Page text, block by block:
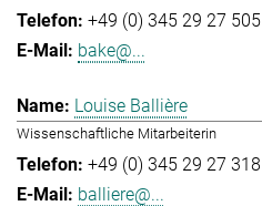
+49 (0) 345 29 27 505
bake@...
Louise Ballière
Wissenschaftliche Mitarbeiterin
+49 (0) 345 29 27 318
balliere@...